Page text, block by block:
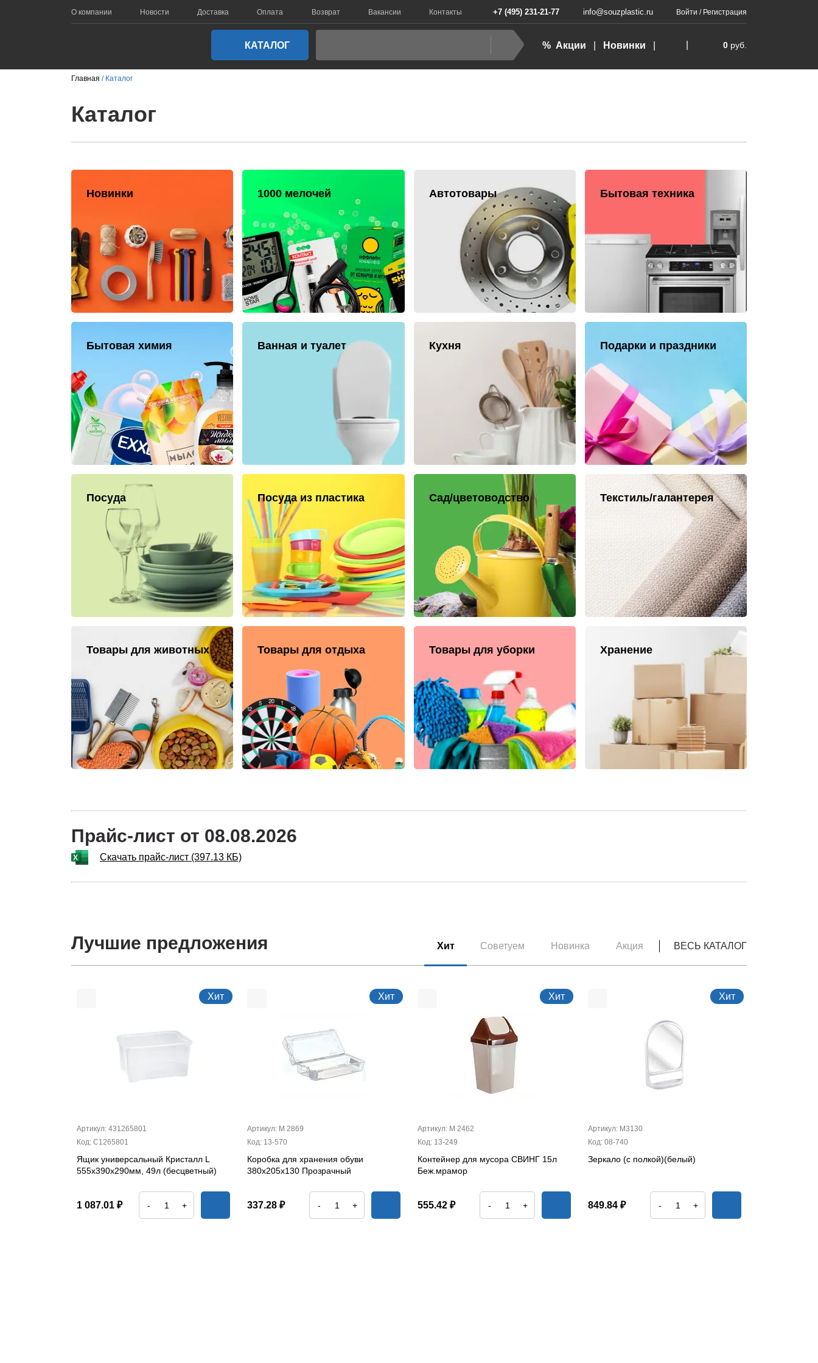
О компании Новости Доставка Оплата Возврат Вакансии Контакты +7 (495) 231-21-77 info@souzplastic.ru Войти / Регистрация
КАТАЛОГ % Акции Новинки 0 руб.
Главная Каталог
Каталог
Новинки 1000 мелочей Автотовары Бытовая техника
Бытовая химия Ванная и туалет Кухня Подарки и праздники
Посуда Посуда из пластика Сад/цветоводство Текстиль/галантерея
Товары для животных Товары для отдыха Товары для уборки Хранение
Прайс-лист от 08.08.2026
Скачать прайс-лист (397.13 КБ)
Лучшие предложения Хит Советуем Новинка Акция ВЕСЬ КАТАЛОГ
Хит
Артикул: 431265801
Код: С1265801
Ящик универсальный Кристалл L
555х390х290мм, 49л (бесцветный)
1 087.01 ₽ - +
Хит
Артикул: М 2869
Код: 13-570
Коробка для хранения обуви
380х205х130 Прозрачный
337.28 ₽ - +
Хит
Артикул: М 2462
Код: 13-249
Контейнер для мусора СВИНГ 15л
Беж.мрамор
555.42 ₽ - +
Хит
Артикул: М3130
Код: 08-740
Зеркало (с полкой)(белый)
849.84 ₽ - +